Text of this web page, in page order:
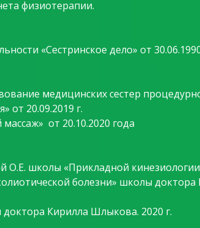
физиотерапии.
«Сестринское дело» от
медицинских сестер
20.09.2019 г.
от 20.10.2020 года
школы «Прикладной
болезни» школы
Кирилла Шлыкова. 2020 г.